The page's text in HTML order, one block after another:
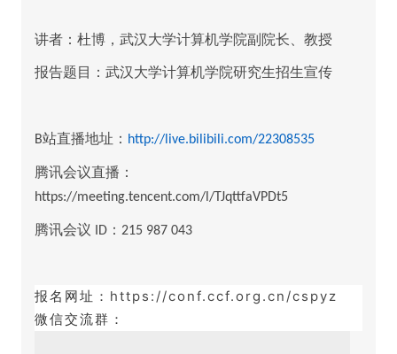
讲者：杜博，武汉大学计算机学院副院长、教授
报告题目：武汉大学计算机学院研究生招生宣传
B站直播地址： http://live.bilibili.com/22308535
腾讯会议直播：
https://meeting.tencent.com/l/TJqttfaVPDt5
腾讯会议 ID ： 215 987 043
报名网址： https://conf.ccf.org.cn/cspyz
微信交流群：